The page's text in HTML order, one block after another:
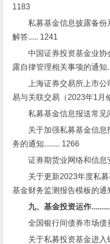
1183
私募基金信息披露备
解答..... 1241
中国证券投资基金业
露自律管理相关事项的通知
上海证券交易所上市
易与关联交易（2023年1月
私募基金信息报送常见
关于加强私募基金信
务的通知........ 1266
证券期货业网络和信息
关于更新2023年度私
基金财务监测报告模板的通
九、基金投资运作
全国银行间债券市场债
关于私募投资基金进